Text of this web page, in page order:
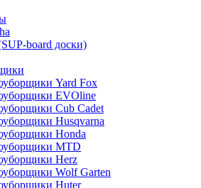
board доски)
Yard Fox
EVOline
Cub Cadet
Husqvarna
Honda
MTD
Herz
Wolf Garten
Huter